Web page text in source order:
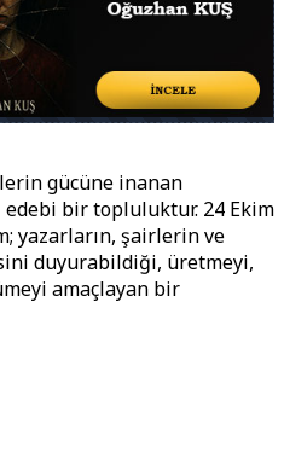
gücüne inanan
bir topluluktur. 24 Ekim
yazarların, şairlerin ve
duyurabildiği, üretmeyi,
amaçlayan bir